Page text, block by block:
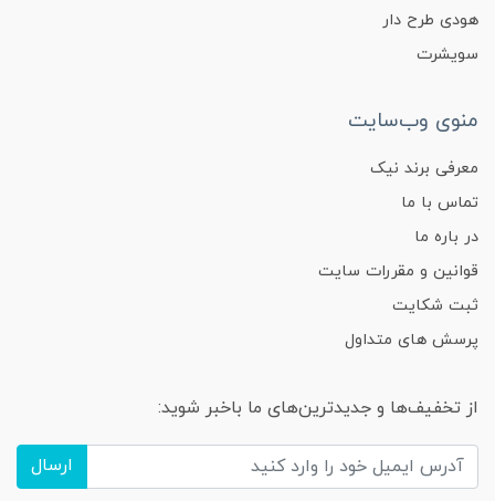
هودی طرح دار
سویشرت
منوی وب‌سایت
معرفی برند نیک
تماس با ما
در باره ما
قوانین و مقررات سایت
ثبت شکایت
پرسش های متداول
از تخفیف‌ها و جدیدترین‌های ما باخبر شوید:
ارسال